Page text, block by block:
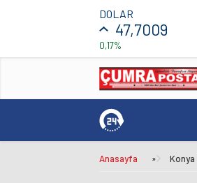
DOLAR
47,7009
0,17%
Anasayfa » Konya